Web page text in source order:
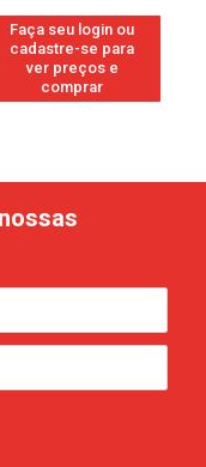
Faça seu login ou
cadastre-se para
ver preços e
comprar